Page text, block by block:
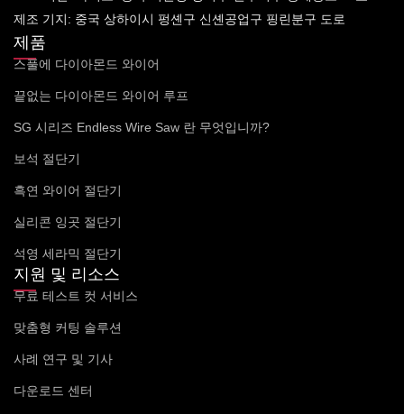
제조 기지: 중국 상하이시 펑셴구 신셴공업구 핑린분구 도로
제품
스풀에 다이아몬드 와이어
끝없는 다이아몬드 와이어 루프
SG 시리즈 Endless Wire Saw 란 무엇입니까?
보석 절단기
흑연 와이어 절단기
실리콘 잉곳 절단기
석영 세라믹 절단기
지원 및 리소스
무료 테스트 컷 서비스
맞춤형 커팅 솔루션
사례 연구 및 기사
다운로드 센터